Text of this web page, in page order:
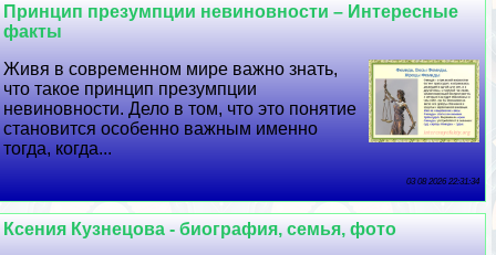
Принцип презумпции невиновности – Интересные
факты
Живя в современном мире важно знать,
что такое принцип презумпции
невиновности. Дело в том, что это понятие
становится особенно важным именно
тогда, когда...
03 08 2026 22:31:34
Ксения Кузнецова - биография, семья, фото